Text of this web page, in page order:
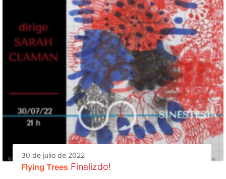
30 de julio de 2022
Flying Trees Finalizdo!